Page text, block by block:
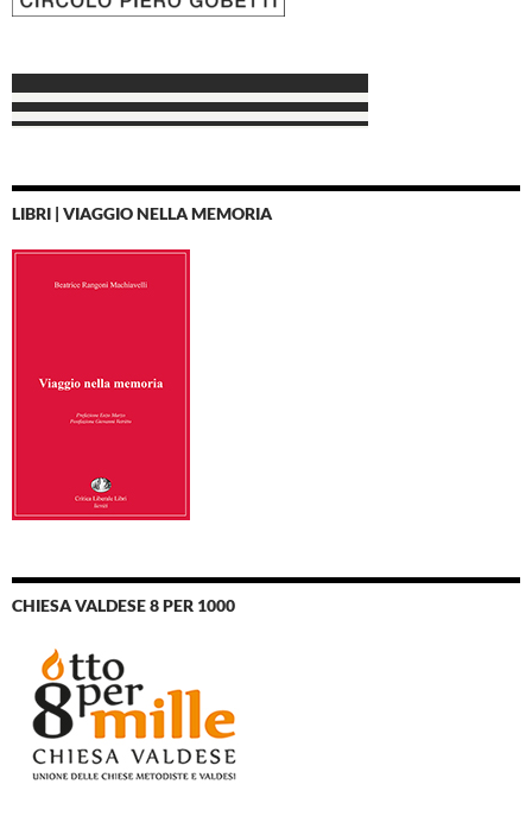
LIBRI | VIAGGIO NELLA MEMORIA
CHIESA VALDESE 8 PER 1000